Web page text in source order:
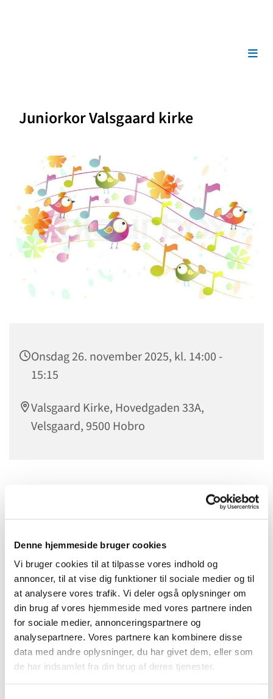
Denne hjemmeside bruger cookies
Vi bruger cookies til at tilpasse vores indhold og
annoncer, til at vise dig funktioner til sociale medier og til
at analysere vores trafik. Vi deler også oplysninger om
din brug af vores hjemmeside med vores partnere inden
for sociale medier, annonceringspartnere og
analysepartnere. Vores partnere kan kombinere disse
data med andre oplysninger, du har givet dem, eller som
de har indsamlet fra din brug af deres tjenester.
Juniorkor Valsgaard kirke
Onsdag 26. november 2025, kl. 14:00 -
15:15
Valsgaard Kirke, Hovedgaden 33A,
Velsgaard, 9500 Hobro
Da Valsgård Skole har fået nye ringetider, har korene
skal være sjovt at synge i kor, men børnene får også en
fortrolighed med deres stemmer og lærer undervejs også
om musikalske begreber som rytme, melodi og klang.
Korenemedvirker tilspaghettigudstjenester og deltager i
en koncert eller to i løbet af sæsonen. Ved særlige
anledninger kan ungdomskoret deltage i
søndagsgudstjenester. Korene følger som udgangspunkt